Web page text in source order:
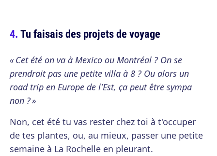
Tu faisais des projets de voyage
« Cet été on va à Mexico ou Montréal ? On se
prendrait pas une petite villa à 8 ? Ou alors un
road trip en Europe de l'Est, ça peut être sympa
non ? »
Non, cet été tu vas rester chez toi à t'occuper
de tes plantes, ou, au mieux, passer une petite
semaine à La Rochelle en pleurant.